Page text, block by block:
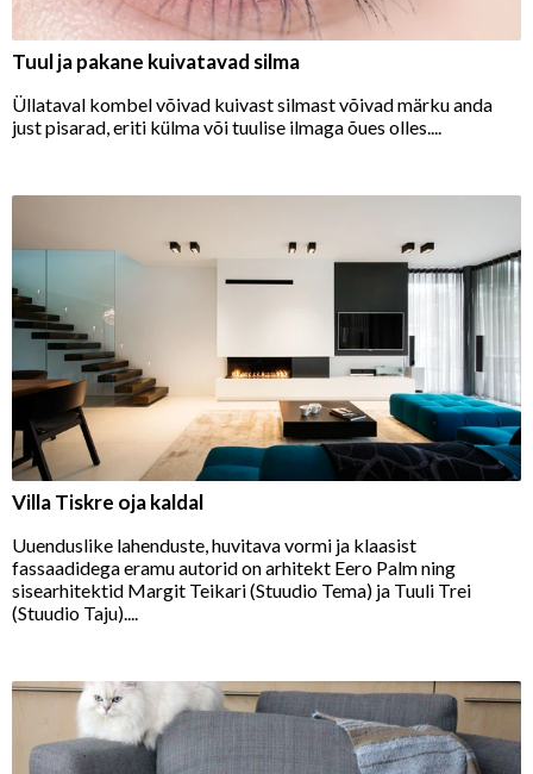
Tuul ja pakane kuivatavad silma
Üllataval kombel võivad kuivast silmast võivad märku anda
just pisarad, eriti külma või tuulise ilmaga õues olles....
Villa Tiskre oja kaldal
Uuenduslike lahenduste, huvitava vormi ja klaasist
fassaadidega eramu autorid on arhitekt Eero Palm ning
sisearhitektid Margit Teikari (Stuudio Tema) ja Tuuli Trei
(Stuudio Taju)....